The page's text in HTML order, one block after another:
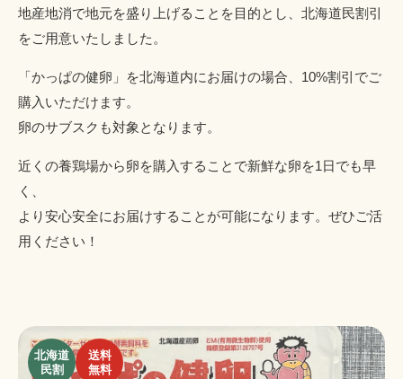
地産地消で地元を盛り上げることを目的とし、北海道民割引
をご用意いたしました。
「かっぱの健卵」を北海道内にお届けの場合、10%割引でご
購入いただけます。
卵のサブスクも対象となります。
近くの養鶏場から卵を購入することで新鮮な卵を1日でも早
く、
より安心安全にお届けすることが可能になります。ぜひご活
用ください！
北海道
民割
送料
無料